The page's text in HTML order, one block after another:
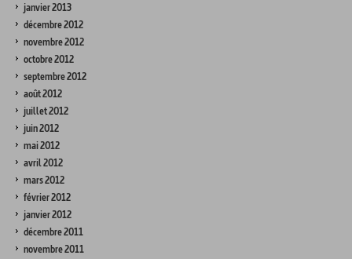
janvier 2013
décembre 2012
novembre 2012
octobre 2012
septembre 2012
août 2012
juillet 2012
juin 2012
mai 2012
avril 2012
mars 2012
février 2012
janvier 2012
décembre 2011
novembre 2011